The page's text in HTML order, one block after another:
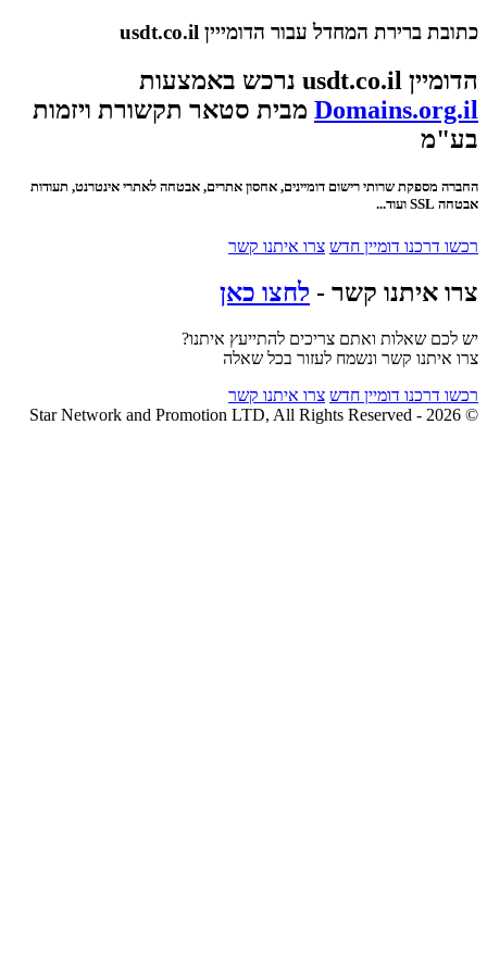
כתובת ברירת המחדל עבור הדומייין usdt.co.il
הדומיין usdt.co.il נרכש באמצעות
Domains.org.il מבית סטאר תקשורת ויזמות
בע"מ
החברה מספקת שרותי רישום דומיינים, אחסון אתרים, אבטחה לאתרי אינטרנט, תעודות
אבטחה SSL ועוד...
רכשו דרכנו דומיין חדש צרו איתנו קשר
צרו איתנו קשר - לחצו כאן
יש לכם שאלות ואתם צריכים להתייעץ איתנו?
צרו איתנו קשר ונשמח לעזור בכל שאלה
רכשו דרכנו דומיין חדש צרו איתנו קשר
© 2026 - Star Network and Promotion LTD, All Rights Reserved